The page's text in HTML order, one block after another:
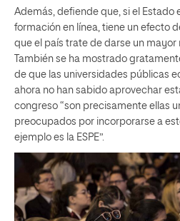
Además, defiende que, si el Estado
formación en línea, tiene un efecto
que el país trate de darse un mayor
También se ha mostrado
de que las universidades públicas
ahora no han sabido aprovechar
congreso “son precisamente ellas
preocupados por incorporarse a
ejemplo es la ESPE”.